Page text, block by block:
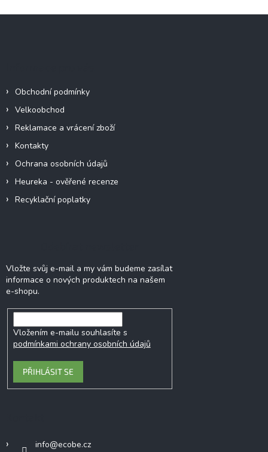
Obchodní podmínky
Velkoobchod
Reklamace a vrácení zboží
Kontakty
Ochrana osobních údajů
Heureka - ověřené recenze
Recyklační poplatky
Vložte svůj e-mail a my vám budeme zasílat
informace o nových produktech na našem
e-shopu.
Vložením e-mailu souhlasíte s
podmínkami ochrany osobních údajů
PŘIHLÁSIT SE
info@ecobe.cz